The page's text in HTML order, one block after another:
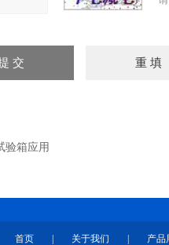
验箱应用
首页 关于我们 产品